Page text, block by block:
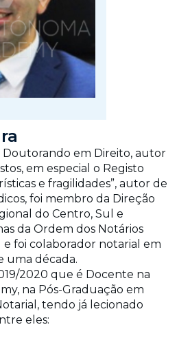
Doutorando em Direito, autor
em especial o Registo
e fragilidades”, autor de
foi membro da Direção
do Centro, Sul e
da Ordem dos Notários
e foi colaborador notarial em
uma década.
2020 que é Docente na
na Pós-Graduação em
tendo já lecionado
eles: